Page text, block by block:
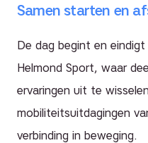
Samen starten en
De dag begint en
Helmond Sport, waar
ervaringen uit te
mobiliteitsuitdagingen
verbinding in beweging.